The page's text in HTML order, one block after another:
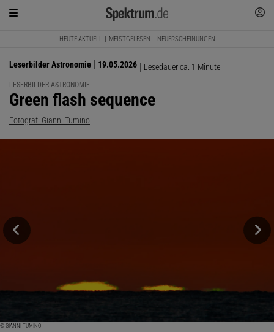
HEUTE AKTUELL MEISTGELESEN NEUERSCHEINUNGEN
Leserbilder Astronomie 19.05.2026 Lesedauer ca. 1 Minute
LESERBILDER ASTRONOMIE
:
Green flash sequence
Fotograf: Gianni Tumino
© GIANNI TUMINO